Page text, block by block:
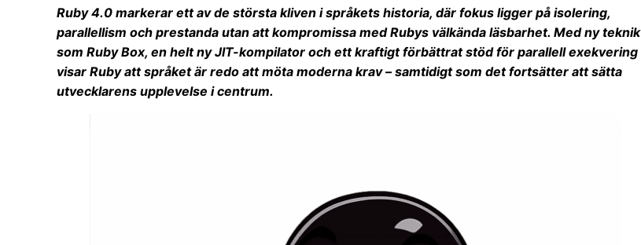
Ruby 4.0 markerar ett av de största kliven i språkets historia, där fokus ligger på isolering,
parallellism och prestanda utan att kompromissa med Rubys välkända läsbarhet. Med ny teknik
som Ruby Box, en helt ny JIT-kompilator och ett kraftigt förbättrat stöd för parallell exekvering
visar Ruby att språket är redo att möta moderna krav – samtidigt som det fortsätter att sätta
utvecklarens upplevelse i centrum.